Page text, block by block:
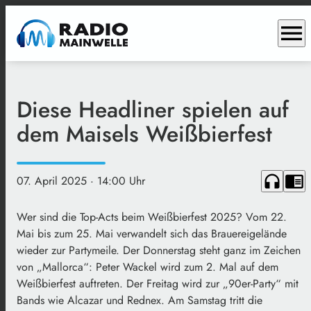
menu
Diese Headliner spielen auf
dem Maisels Weißbierfest
07. April 2025 · 14:00 Uhr headphones chrome_reader_mode
Wer sind die Top-Acts beim Weißbierfest 2025? Vom 22.
Mai bis zum 25. Mai verwandelt sich das Brauereigelände
wieder zur Partymeile. Der Donnerstag steht ganz im Zeichen
von „Mallorca“: Peter Wackel wird zum 2. Mal auf dem
Weißbierfest auftreten. Der Freitag wird zur „90er-Party“ mit
Bands wie Alcazar und Rednex. Am Samstag tritt die